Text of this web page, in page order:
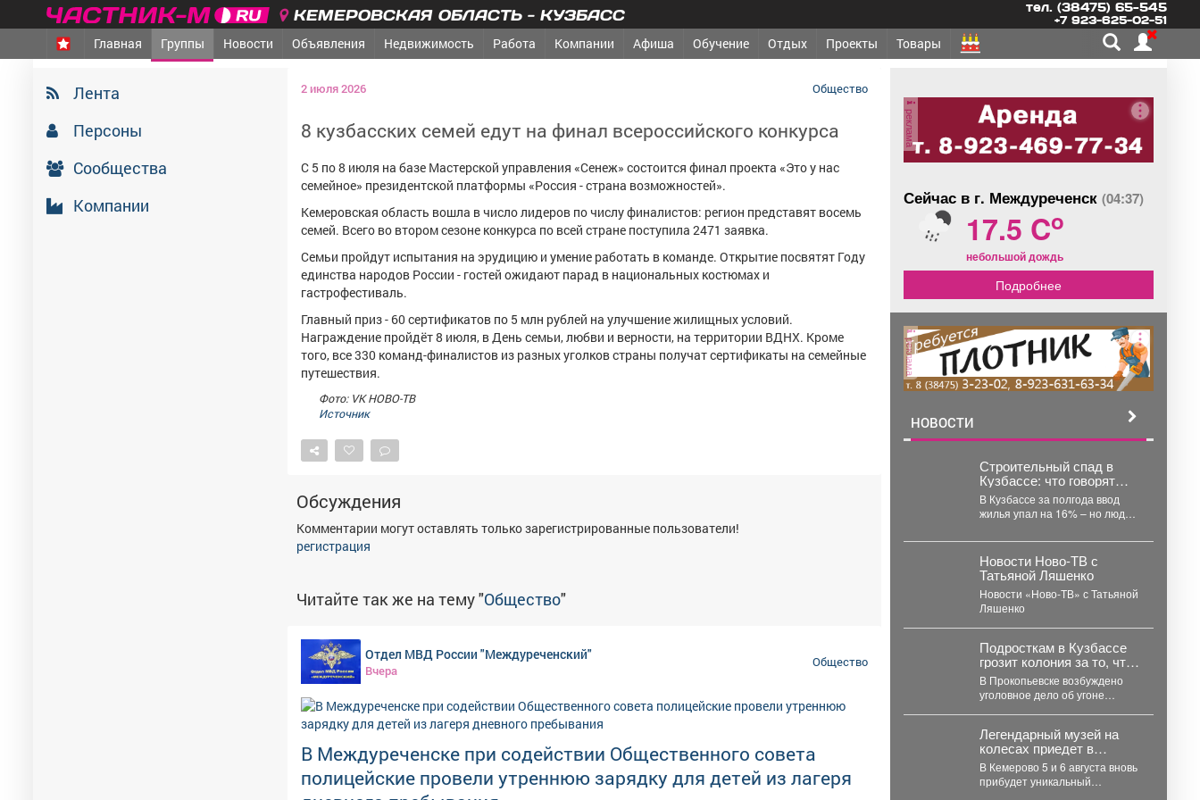
КЕМЕРОВСКАЯ ОБЛАСТЬ - КУЗБАСС тел. (38475) 65-545
+7 923-625-02-51
Главная Группы Новости Объявления Недвижимость Работа Компании Афиша Обучение Отдых Проекты Товары
Лента
Персоны
Сообщества
Компании
2 июля 2026 Общество
8 кузбасских семей едут на финал всероссийского конкурса
С 5 по 8 июля на базе Мастерской управления «Сенеж» состоится финал проекта «Это у нас
семейное» президентской платформы «Россия - страна возможностей».
Кемеровская область вошла в число лидеров по числу финалистов: регион представят восемь
семей. Всего во втором сезоне конкурса по всей стране поступила 2471 заявка.
Семьи пройдут испытания на эрудицию и умение работать в команде. Открытие посвятят Году
единства народов России - гостей ожидают парад в национальных костюмах и
гастрофестиваль.
Главный приз - 60 сертификатов по 5 млн рублей на улучшение жилищных условий.
Награждение пройдёт 8 июля, в День семьи, любви и верности, на территории ВДНХ. Кроме
того, все 330 команд-финалистов из разных уголков страны получат сертификаты на семейные
путешествия.
Фото: VK НОВО-ТВ
Источник
Обсуждения
Комментарии могут оставлять только зарегистрированные пользователи!
регистрация
Читайте так же на тему "Общество"
Отдел МВД России "Междуреченский"
Вчера
Общество
В Междуреченске при содействии Общественного совета
полицейские провели утреннюю зарядку для детей из лагеря
реклама
Сейчас в г. Междуреченск (04:37)
17.5 Co
небольшой дождь
Подробнее
реклама
НОВОСТИ
Строительный спад в
Кузбассе: что говорят
цифры
В Кузбассе за полгода ввод
жилья упал на 16% – но люди
Новости Ново-ТВ с
Татьяной Ляшенко
Новости «Ново-ТВ» с Татьяной
Ляшенко
Подросткам в Кузбассе
грозит колония за то, что
прокатились с ветерком
В Прокопьевске возбуждено
уголовное дело об угоне
Легендарный музей на
колесах приедет в
Кемерово
В Кемерово 5 и 6 августа вновь
прибудет уникальный